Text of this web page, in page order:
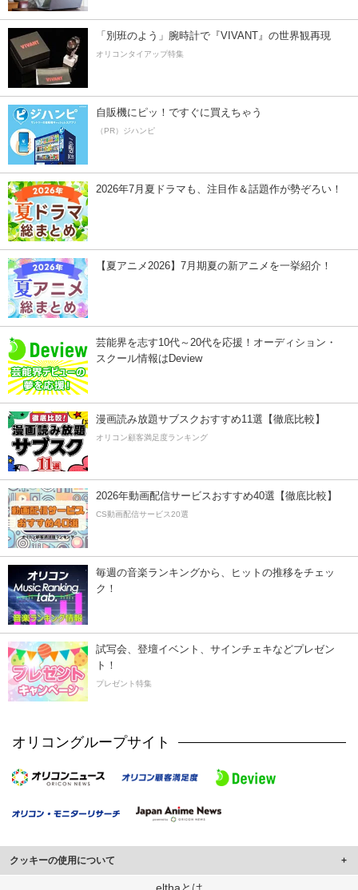
「別班のよう」腕時計で『VIVANT』の世界観再現
オリコンタイアップ特集
自販機にピッ！ですぐに買えちゃう
（PR）ジハンピ
2026年7月夏ドラマも、注目作＆話題作が勢ぞろい！
【夏アニメ2026】7月期夏の新アニメを一挙紹介！
芸能界を志す10代～20代を応援！オーディション・
スクール情報はDeview
漫画読み放題サブスクおすすめ11選【徹底比較】
オリコン顧客満足度ランキング
2026年動画配信サービスおすすめ40選【徹底比較】
CS動画配信サービス20選
毎週の音楽ランキングから、ヒットの推移をチェッ
ク！
試写会、登壇イベント、サインチェキなどプレゼン
ト！
プレゼント特集
オリコングループサイト
クッキーの使用について
このサイトでは Cookie を使用して、ユーザーに合わせたコンテンツや広告の